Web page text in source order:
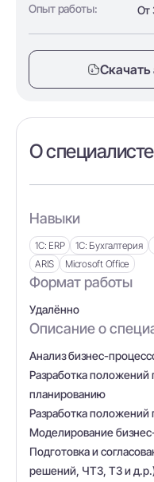
Опыт работы: От
Скачать
О специалисте
Навыки
1С: ERP 1С: Бухгалтерия
ARIS
Microsoft Office
Формат работы
Удалённо
Описание о
Анализ бизнес-
Разработка
планированию
Разработка положений
Моделирование
Подготовка и
решений, ЧТЗ, ТЗ и